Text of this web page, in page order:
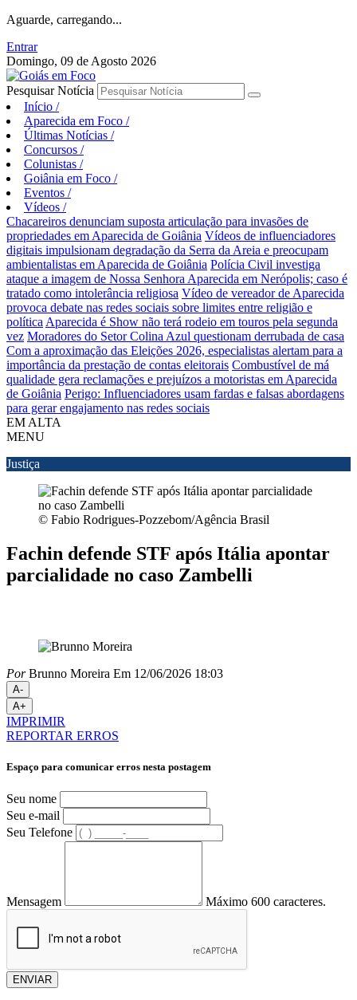
Aguarde, carregando...
Entrar
Domingo, 09 de Agosto 2026
Pesquisar Notícia
Início /
Aparecida em Foco /
Últimas Notícias /
Concursos /
Colunistas /
Goiânia em Foco /
Eventos /
Vídeos /
Chacareiros denunciam suposta articulação para invasões de
propriedades em Aparecida de Goiânia Vídeos de influenciadores
digitais impulsionam degradação da Serra da Areia e preocupam
ambientalistas em Aparecida de Goiânia Polícia Civil investiga
ataque a imagem de Nossa Senhora Aparecida em Nerópolis; caso é
tratado como intolerância religiosa Vídeo de vereador de Aparecida
provoca debate nas redes sociais sobre limites entre religião e
política Aparecida é Show não terá rodeio em touros pela segunda
vez Moradores do Setor Colina Azul questionam derrubada de casa
Com a aproximação das Eleições 2026, especialistas alertam para a
importância da prestação de contas eleitorais Combustível de má
qualidade gera reclamações e prejuízos a motoristas em Aparecida
de Goiânia Perigo: Influenciadores usam fardas e falsas abordagens
para gerar engajamento nas redes sociais
EM ALTA
MENU
Justiça
© Fabio Rodrigues-Pozzebom/Agência Brasil
Fachin defende STF após Itália apontar
parcialidade no caso Zambelli
PorBrunno Moreira Em 12/06/2026 18:03
A-
A+
IMPRIMIR
REPORTAR ERROS
Espaço para comunicar erros nesta postagem
Seu nome
Seu e-mail
Seu Telefone
Mensagem Máximo 600 caracteres.
ENVIAR